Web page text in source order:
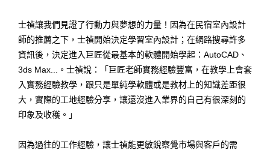
士禎讓我們見證了行動力與夢想的力量！因為在民宿室內設計
師的推薦之下，士禎開始決定學習室內設計；在網路搜尋許多
資訊後，決定進入巨匠從最基本的軟體開始學起：AutoCAD、
3ds Max...。士禎說：「巨匠老師實務經驗豐富，在教學上會套
入實務經驗教學，跟只是單純學軟體或是教材上的知識差距很
大，實際的工地經驗分享，讓還沒進入業界的自己有很深刻的
印象及收穫。」
因為過往的工作經驗，讓士禎能更敏銳察覺市場與客戶的需